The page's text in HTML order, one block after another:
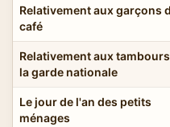
Relativement aux garçons
café
Relativement aux
la garde nationale
Le jour de l'an des petits
ménages